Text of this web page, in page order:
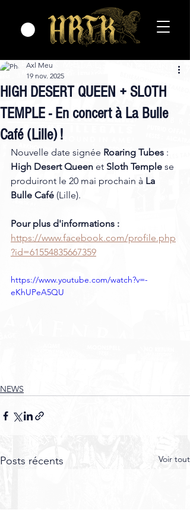
HIGH DESERT QUEEN + SLOTH
TEMPLE - En concert à La Bulle
Café (Lille) !
Axl Meu
19 nov. 2025
Nouvelle date signée Roaring Tubes :
High Desert Queen et Sloth Temple se
produiront le 20 mai prochain à La
Bulle Café (Lille).
Pour plus d'informations :
https://www.facebook.com/profile.php
?id=61554835667359
https://www.youtube.com/watch?v=-
eKhUPeA5QU
NEWS
Posts récents Voir tout